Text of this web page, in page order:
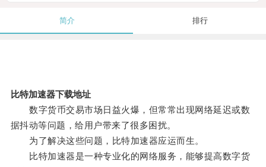
简介 排行
比特加速器下载地址
数字货币交易市场日益火爆，但常常出现网络延迟或数
据抖动等问题，给用户带来了很多困扰。
为了解决这些问题，比特加速器应运而生。
比特加速器是一种专业化的网络服务，能够提高数字货